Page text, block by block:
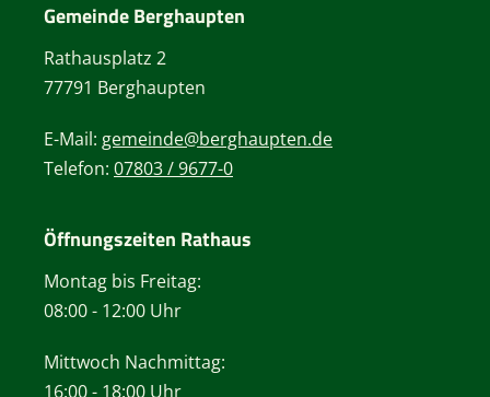
Gemeinde Berghaupten
Rathausplatz 2
77791 Berghaupten
E-Mail: gemeinde@berghaupten.de
Telefon: 07803 / 9677-0
Öffnungszeiten Rathaus
Montag bis Freitag:
08:00 - 12:00 Uhr
Mittwoch Nachmittag:
16:00 - 18:00 Uhr